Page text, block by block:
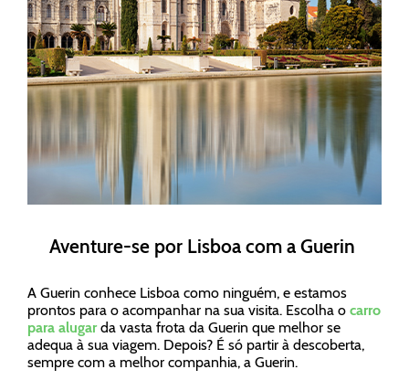
Aventure-se por Lisboa com a Guerin
A Guerin conhece Lisboa como ninguém, e estamos
prontos para o acompanhar na sua visita. Escolha o carro
para alugarda vasta frota da Guerin que melhor se
adequa à sua viagem. Depois? É só partir à descoberta,
sempre com a melhor companhia, a Guerin.